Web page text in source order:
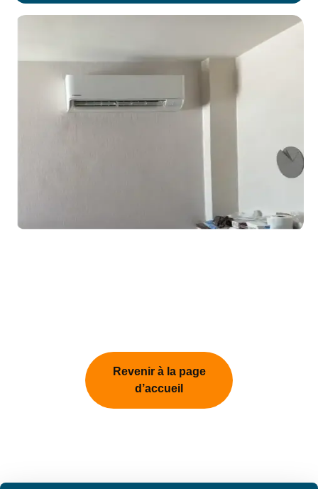
Revenir à la page
d’accueil